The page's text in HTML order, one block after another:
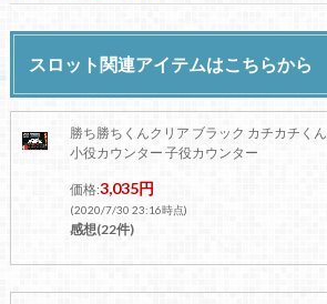
スロット関連アイテムはこちらから
勝ち勝ちくんクリア ブラック カチカチくん
小役カウンター 子役カウンター
価格:3,035円
(2020/7/30 23:16時点)
感想(22件)